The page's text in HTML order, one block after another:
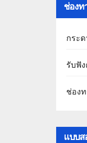
ช่องท
กระ
รับฟั
ช่อง
แบบส